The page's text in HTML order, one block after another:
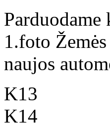
1.foto
naujos
K13
K14